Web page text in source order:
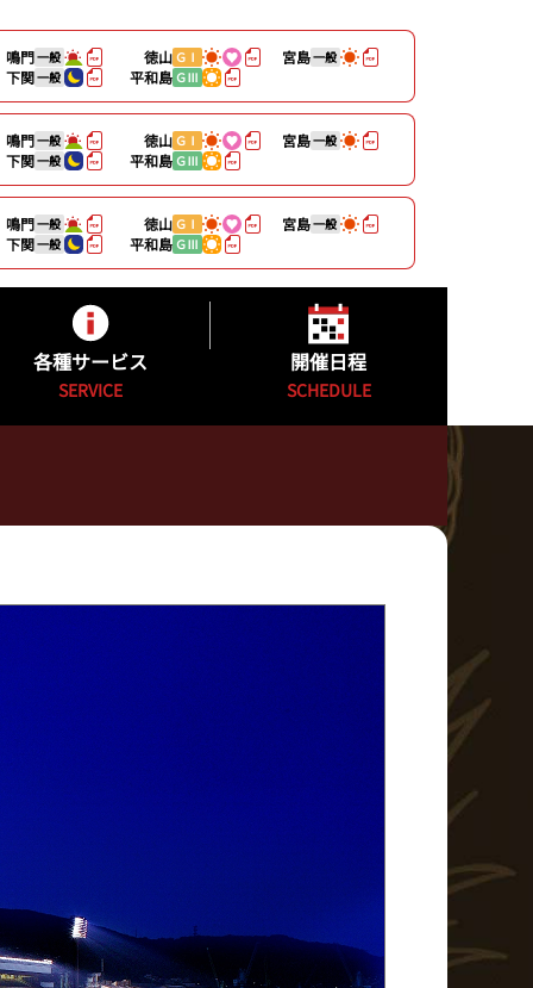
鳴門一般 徳山 ＧⅠ 宮島一般
下関一般 平和島 ＧⅢ
鳴門一般 徳山 ＧⅠ 宮島一般
下関一般 平和島 ＧⅢ
鳴門一般 徳山 ＧⅠ 宮島一般
下関一般 平和島 ＧⅢ
各種サービス
SERVICE
公式YouTube配信番組表
開催日程
SCHEDULE
カッパ★ピア発売日程表